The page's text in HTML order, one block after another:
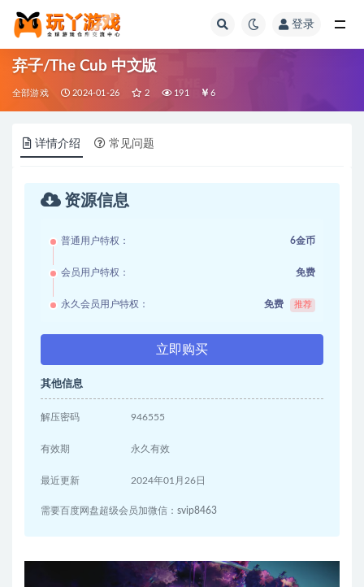
登录
弃子/The Cub 中文版
全部游戏 2024-01-26 2 191 6
详情介绍 常见问题
资源信息
普通用户特权： 6金币
会员用户特权： 免费
永久会员用户特权： 免费 推荐
立即购买
其他信息
解压密码 946555
有效期 永久有效
最近更新 2024年01月26日
需要百度网盘超级会员加微信：svip8463